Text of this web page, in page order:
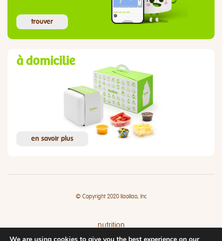
trouver
à domicilie
en savoir plus
© Copyright 2020 llaollao, Inc
nutrition